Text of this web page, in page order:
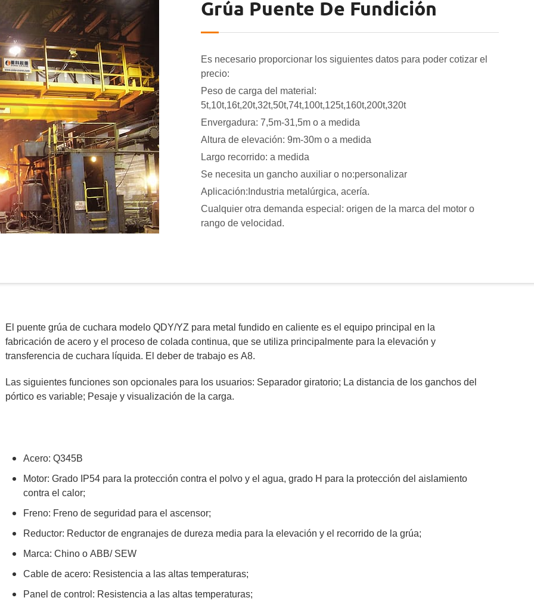
Grúa Puente De Fundición
Es necesario proporcionar los siguientes datos para poder cotizar el
precio:
Peso de carga del material:
5t,10t,16t,20t,32t,50t,74t,100t,125t,160t,200t,320t
Envergadura: 7,5m-31,5m o a medida
Altura de elevación: 9m-30m o a medida
Largo recorrido: a medida
Se necesita un gancho auxiliar o no:personalizar
Aplicación:Industria metalúrgica, acería.
Cualquier otra demanda especial: origen de la marca del motor o
rango de velocidad.
El puente grúa de cuchara modelo QDY/YZ para metal fundido en caliente es el equipo principal en la
fabricación de acero y el proceso de colada continua, que se utiliza principalmente para la elevación y
transferencia de cuchara líquida. El deber de trabajo es A8.
Las siguientes funciones son opcionales para los usuarios: Separador giratorio; La distancia de los ganchos del
pórtico es variable; Pesaje y visualización de la carga.
Acero: Q345B
Motor: Grado IP54 para la protección contra el polvo y el agua, grado H para la protección del aislamiento
contra el calor;
Freno: Freno de seguridad para el ascensor;
Reductor: Reductor de engranajes de dureza media para la elevación y el recorrido de la grúa;
Marca: Chino o ABB/ SEW
Cable de acero: Resistencia a las altas temperaturas;
Panel de control: Resistencia a las altas temperaturas;